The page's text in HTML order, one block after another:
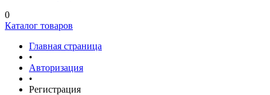
0
Каталог товаров
Главная страница
•
Авторизация
•
Регистрация